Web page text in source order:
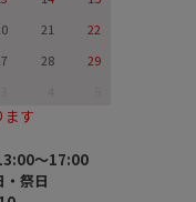
21
22
28
29
ます
～17:00
祭日